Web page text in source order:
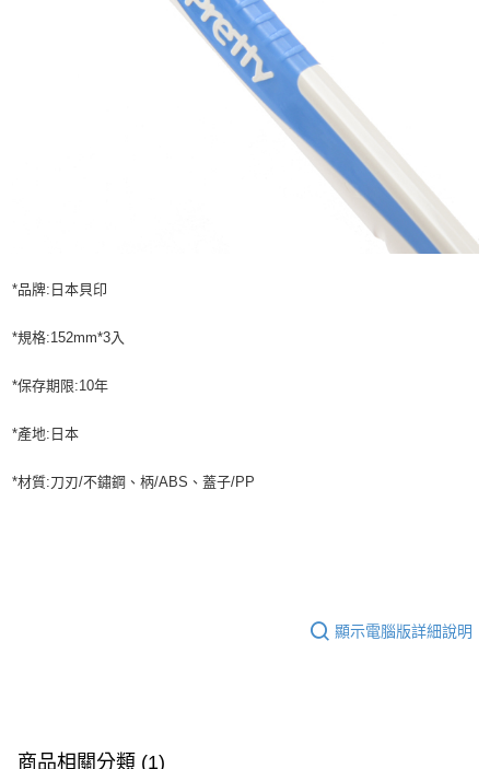
*品牌:日本貝印
*規格:152mm*3入
*保存期限:10年
*產地:日本
*材質:刀刃/不鏽鋼、柄/ABS、蓋子/PP
顯示電腦版詳細說明
商品相關分類 (1)